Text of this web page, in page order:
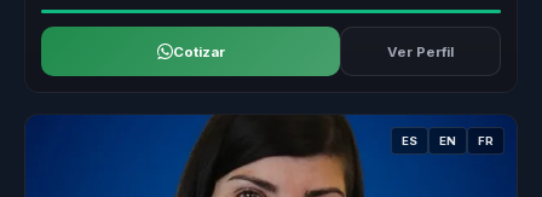
Cotizar Ver Perfil
ES EN FR